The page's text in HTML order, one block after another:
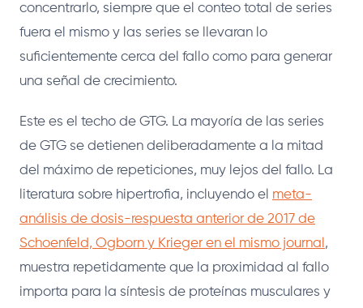
concentrarlo, siempre que el conteo total de series
fuera el mismo y las series se llevaran lo
suficientemente cerca del fallo como para generar
una señal de crecimiento.
Este es el techo de GTG. La mayoría de las series
de GTG se detienen deliberadamente a la mitad
del máximo de repeticiones, muy lejos del fallo. La
literatura sobre hipertrofia, incluyendo el meta-
análisis de dosis-respuesta anterior de 2017 de
Schoenfeld, Ogborn y Krieger en el mismo journal ,
muestra repetidamente que la proximidad al fallo
importa para la síntesis de proteínas musculares y